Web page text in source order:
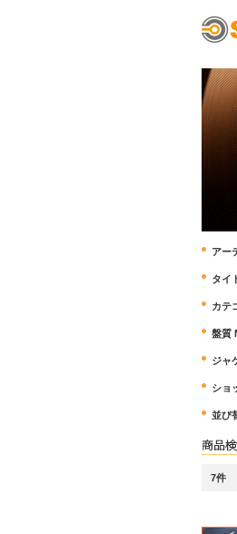
アー
タイ
カテ
盤質
ジャ
ショ
並び
7件